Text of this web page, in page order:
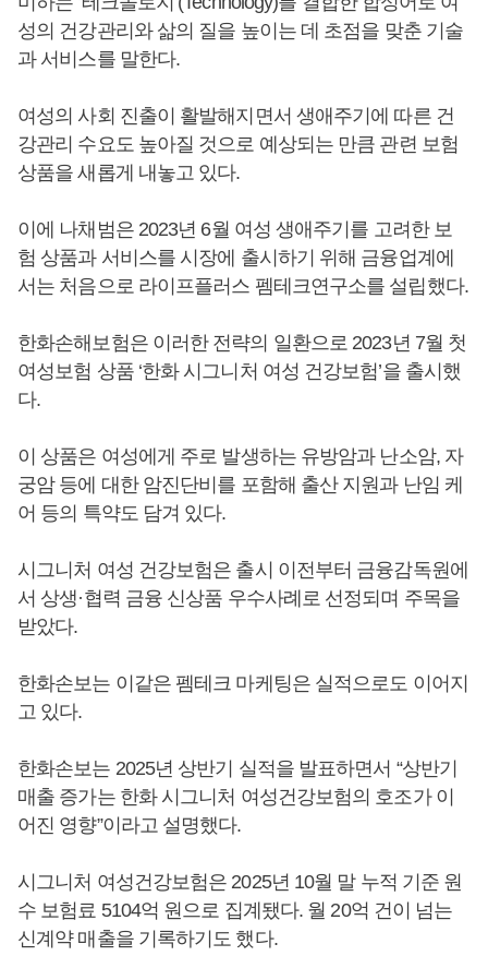
성의 건강관리와 삶의 질을 높이는 데 초점을 맞춘 기술
과 서비스를 말한다.
여성의 사회 진출이 활발해지면서 생애주기에 따른 건
강관리 수요도 높아질 것으로 예상되는 만큼 관련 보험
상품을 새롭게 내놓고 있다.
이에 나채범은 2023년 6월 여성 생애주기를 고려한 보
험 상품과 서비스를 시장에 출시하기 위해 금융업계에
서는 처음으로 라이프플러스 펨테크연구소를 설립했다.
한화손해보험은 이러한 전략의 일환으로 2023년 7월 첫
여성보험 상품 ‘한화 시그니처 여성 건강보험’을 출시했
다.
이 상품은 여성에게 주로 발생하는 유방암과 난소암, 자
궁암 등에 대한 암진단비를 포함해 출산 지원과 난임 케
어 등의 특약도 담겨 있다.
시그니처 여성 건강보험은 출시 이전부터 금융감독원에
서 상생·협력 금융 신상품 우수사례로 선정되며 주목을
받았다.
한화손보는 이같은 펨테크 마케팅은 실적으로도 이어지
고 있다.
한화손보는 2025년 상반기 실적을 발표하면서 “상반기
매출 증가는 한화 시그니처 여성건강보험의 호조가 이
어진 영향”이라고 설명했다.
시그니처 여성건강보험은 2025년 10월 말 누적 기준 원
수 보험료 5104억 원으로 집계됐다. 월 20억 건이 넘는
신계약 매출을 기록하기도 했다.